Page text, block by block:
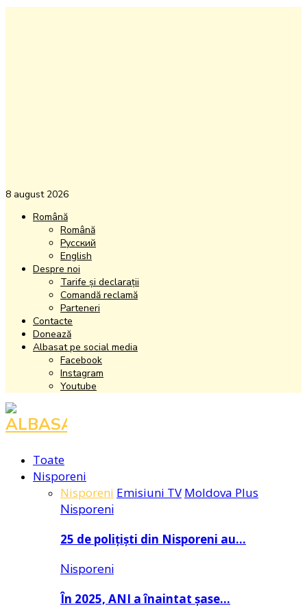
8 august 2026
Română
Română
Русский
English
Despre noi
Tarife și declarații
Comandă reclamă
Parteneri
Contacte
Donează
Albasat pe social media
Facebook
Instagram
Youtube
Facebook
Instagram
Youtube
Toate
Nisporeni
Nisporeni Emisiuni TV Moldova Plus
Nisporeni
25 de polițiști din Nisporeni au…
Nisporeni
În 2025, ANI a înaintat șase…